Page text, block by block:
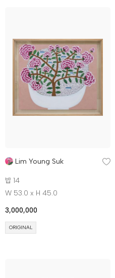
Lim Young Suk
밥 14
W 53.0 x H 45.0
3,000,000
ORIGINAL